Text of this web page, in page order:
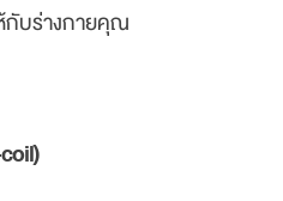
กับร่างกายคุณ